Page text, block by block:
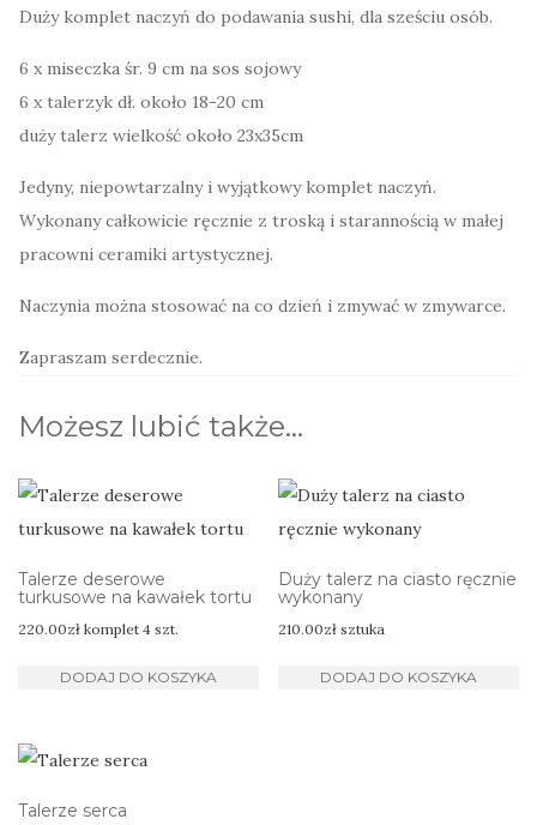
Duży komplet naczyń do podawania sushi, dla sześciu osób.
6 x miseczka śr. 9 cm na sos sojowy
6 x talerzyk dł. około 18-20 cm
duży talerz wielkość około 23x35cm
Jedyny, niepowtarzalny i wyjątkowy komplet naczyń.
Wykonany całkowicie ręcznie z troską i starannością w małej
pracowni ceramiki artystycznej.
Naczynia można stosować na co dzień i zmywać w zmywarce.
Zapraszam serdecznie.
Możesz lubić także…
Talerze deserowe
turkusowe na kawałek tortu
220.00zł komplet 4 szt.
DODAJ DO KOSZYKA
Duży talerz na ciasto ręcznie
wykonany
210.00zł sztuka
DODAJ DO KOSZYKA
Talerze serca